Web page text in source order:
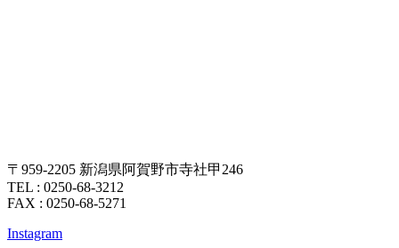
〒959-2205 新潟県阿賀野市寺社甲246
TEL : 0250-68-3212
FAX : 0250-68-5271
Instagram